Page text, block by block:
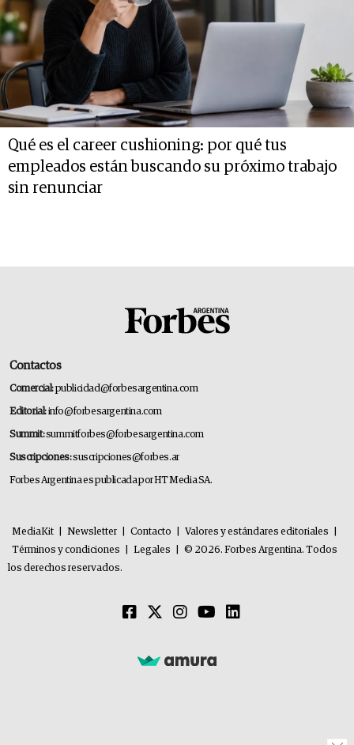
Qué es el career cushioning: por qué tus
empleados están buscando su próximo trabajo
sin renunciar
Contactos
Comercial:publicidad@forbesargentina.com
Editorial:info@forbesargentina.com
Summit:summitforbes@forbesargentina.com
Suscripciones:suscripciones@forbes.ar
Forbes Argentina es publicada por HT Media SA.
MediaKit Newsletter Contacto Valores y estándares editoriales
Términos y condiciones
Legales
© 2026. Forbes Argentina. Todos
los derechos reservados.